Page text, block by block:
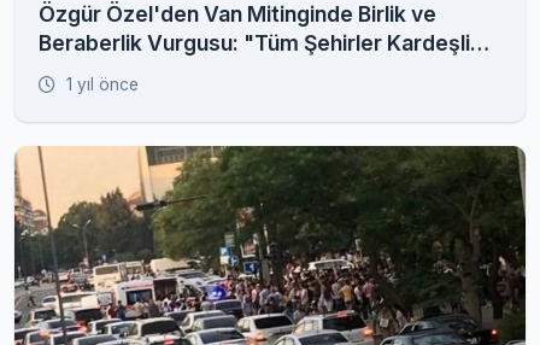
Özgür Özel'den Van Mitinginde Birlik ve
Beraberlik Vurgusu: "Tüm Şehirler Kardeşliğin
Kalesi"
1 yıl önce